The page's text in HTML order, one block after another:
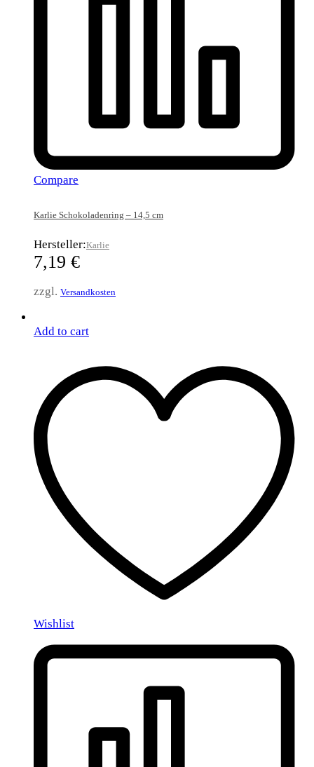
Compare
Karlie Schokoladenring – 14,5 cm
Hersteller:Karlie
7,19 €
zzgl. Versandkosten
Add to cart
Wishlist